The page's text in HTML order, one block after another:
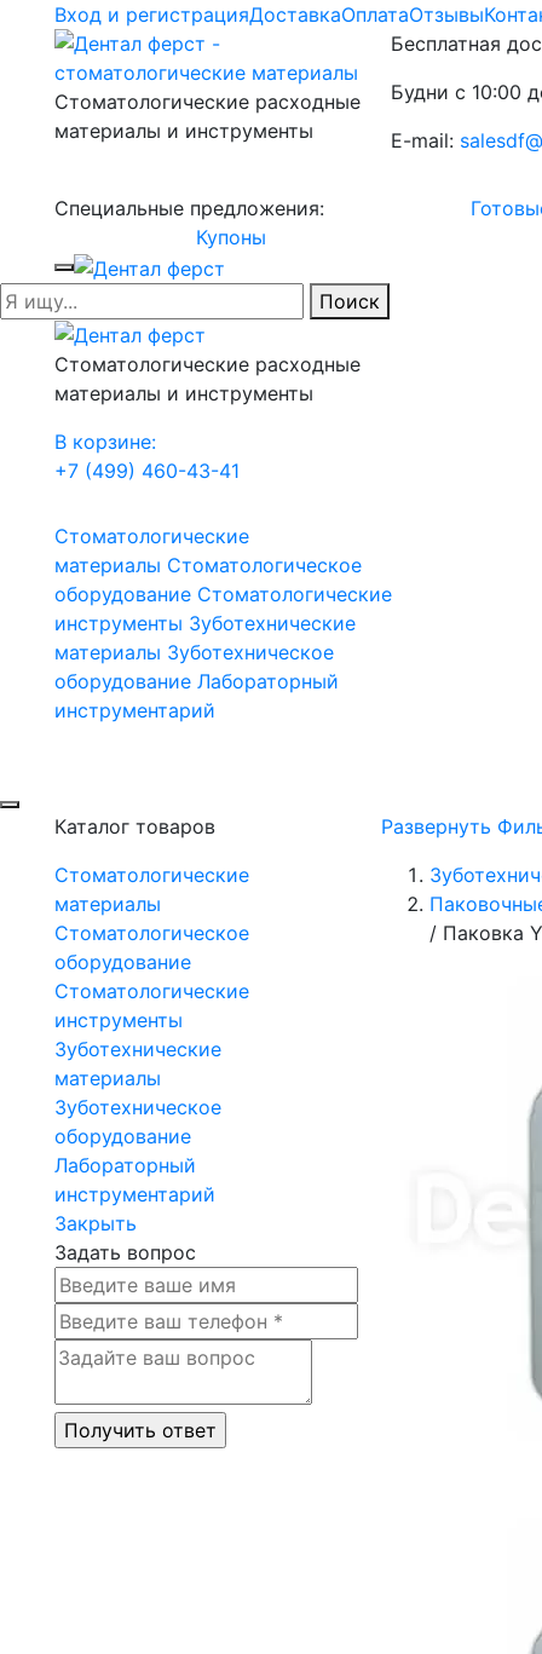
Вход и регистрацияДоставкаОплатаОтзывы
Стоматологические расходные
материалы и инструменты
Бесплатная
Будни с 10:00
E-mail:
Специальные предложения:
Купоны
Поиск
Стоматологические расходные
материалы и инструменты
В корзине:
+7 (499) 460-43-41
Стоматологические
материалы Стоматологическое
оборудование Стоматологические
инструменты Зуботехнические
материалы Зуботехническое
оборудование Лабораторный
инструментарий
Каталог товаров
Стоматологические
материалы
Стоматологическое
оборудование
Стоматологические
инструменты
Зуботехнические
материалы
Зуботехническое
оборудование
Лабораторный
инструментарий
Закрыть
Задать вопрос
Развернуть
/ Паковка